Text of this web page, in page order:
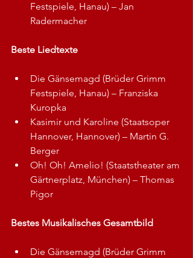
Festspiele, Hanau) – Jan
Radermacher
Beste Liedtexte
Die Gänsemagd (Brüder Grimm
Festspiele, Hanau) – Franziska
Kuropka
Kasimir und Karoline (Staatsoper
Hannover, Hannover) – Martin G.
Berger
Oh! Oh! Amelio! (Staatstheater am
Gärtnerplatz, München) – Thomas
Pigor
Bestes Musikalisches Gesamtbild
Die Gänsemagd (Brüder Grimm